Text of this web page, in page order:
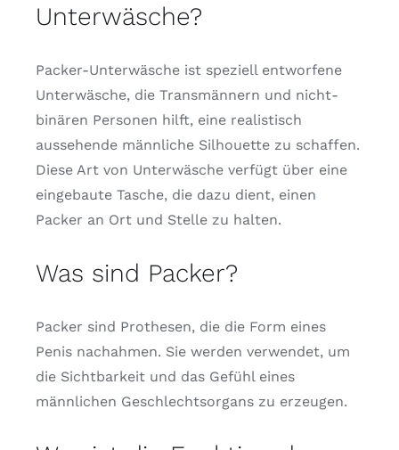
Unterwäsche?
Packer-Unterwäsche ist speziell entworfene
Unterwäsche, die Transmännern und nicht-
binären Personen hilft, eine realistisch
aussehende männliche Silhouette zu schaffen.
Diese Art von Unterwäsche verfügt über eine
eingebaute Tasche, die dazu dient, einen
Packer an Ort und Stelle zu halten.
Was sind Packer?
Packer sind Prothesen, die die Form eines
Penis nachahmen. Sie werden verwendet, um
die Sichtbarkeit und das Gefühl eines
männlichen Geschlechtsorgans zu erzeugen.